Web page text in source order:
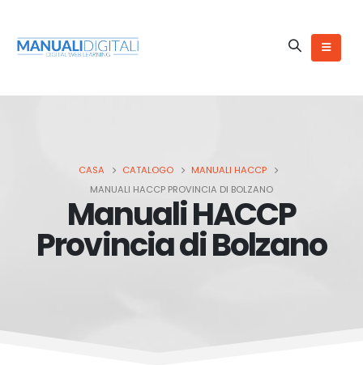
CASA CATALOGO
MANUALI HACCP
MANUALI HACCP PROVINCIA DI BOLZANO
Manuali HACCP
Provincia di Bolzano